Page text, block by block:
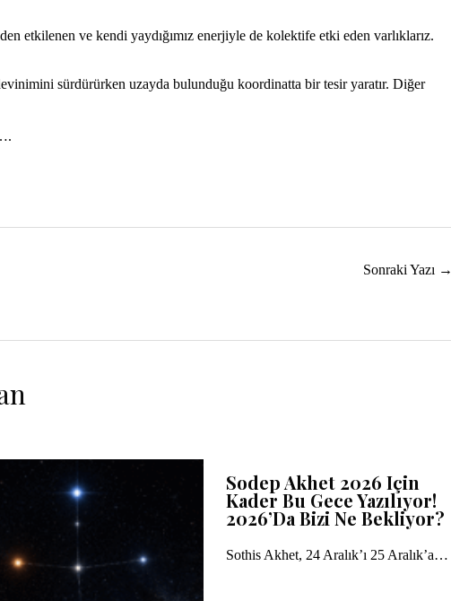
etkilenen ve kendi yaydığımız enerjiyle de kolektife etki eden varlıklarız.
sürdürürken uzayda bulunduğu koordinatta bir tesir yaratır. Diğer
Sonraki Yazı →
Sodep Akhet 2026 Için
Kader Bu Gece Yazılıyor!
2026’da Bizi Ne Bekliyor?
Sothis Akhet, 24 Aralık’ı 25 Aralık’a…